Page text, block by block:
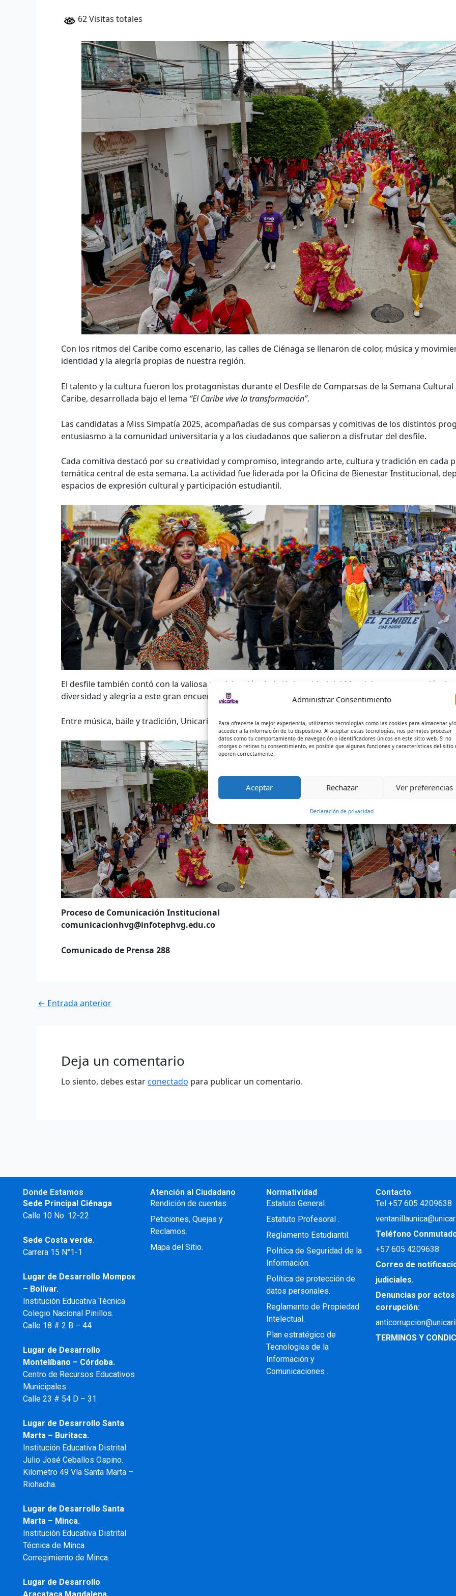
Administrar Consentimiento
Para ofrecerte la mejor experiencia, utilizamos tecnologías como las cookies para almacenar y/o
acceder a la información de tu dispositivo. Al aceptar estas tecnologías, nos permites procesar
datos como tu comportamiento de navegación o identificadores únicos en este sitio web. Si no
otorgas o retiras tu consentimiento, es posible que algunas funciones y características del sitio
operen correctamente.
Aceptar Rechazar Ver preferencias
Declaración de privacidad
62 Visitas totales
Con los ritmos del Caribe como escenario, las calles de Ciénaga se llenaron de color, música y
identidad y la alegría propias de nuestra región.
El talento y la cultura fueron los protagonistas durante el Desfile de Comparsas de la Semana
Caribe, desarrollada bajo el lema “El Caribe vive la transformación”.
Las candidatas a Miss Simpatía 2025, acompañadas de sus comparsas y comitivas de los distintos
entusiasmo a la comunidad universitaria y a los ciudadanos que salieron a disfrutar del desfile.
Cada comitiva destacó por su creatividad y compromiso, integrando arte, cultura y tradición en cada
temática central de esta semana. La actividad fue liderada por la Oficina de Bienestar Institucional,
espacios de expresión cultural y participación estudiantil.
El desfile también contó con la valiosa participación de la Universidad del Magdalena, que se unió a
diversidad y alegría a este gran encuentro cultural.
Entre música, baile y tradición, Unicaribe reafirma su compromiso con la cultura y la transformación
Proceso de Comunicación Institucional
comunicacionhvg@infotephvg.edu.co
Comunicado de Prensa 288
← Entrada anterior
Deja un comentario
Lo siento, debes estarconectado para publicar un comentario.
Donde Estamos
Sede Principal Ciénaga
Calle 10 No. 12-22
Sede Costa verde.
Carrera 15 N°1-1
Lugar de Desarrollo Mompox
– Bolívar.
Institución Educativa Técnica
Colegio Nacional Pinillos.
Calle 18 # 2 B – 44
Lugar de Desarrollo
Montelíbano – Córdoba.
Centro de Recursos Educativos
Municipales.
Calle 23 # 54 D – 31
Lugar de Desarrollo Santa
Marta – Buritaca.
Institución Educativa Distrital
Julio José Ceballos Ospino.
Kilometro 49 Vía Santa Marta –
Riohacha.
Lugar de Desarrollo Santa
Marta – Minca.
Institución Educativa Distrital
Técnica de Minca.
Corregimiento de Minca.
Lugar de Desarrollo
Atención al Ciudadano
Rendición de cuentas.
Peticiones, Quejas y
Reclamos.
Mapa del Sitio.
Normatividad
Estatuto General.
Estatuto Profesoral .
Reglamento Estudiantil.
Política de Seguridad de la
Información.
Política de protección de
datos personales.
Reglamento de Propiedad
Intelectual.
Plan estratégico de
Tecnologías de la
Información y
Comunicaciones .
Contacto
Tel +57 605 4209638
Teléfono
+57605 4209638
Correo de
judiciales.
Denuncias por actos
corrupción:
TERMINOS Y